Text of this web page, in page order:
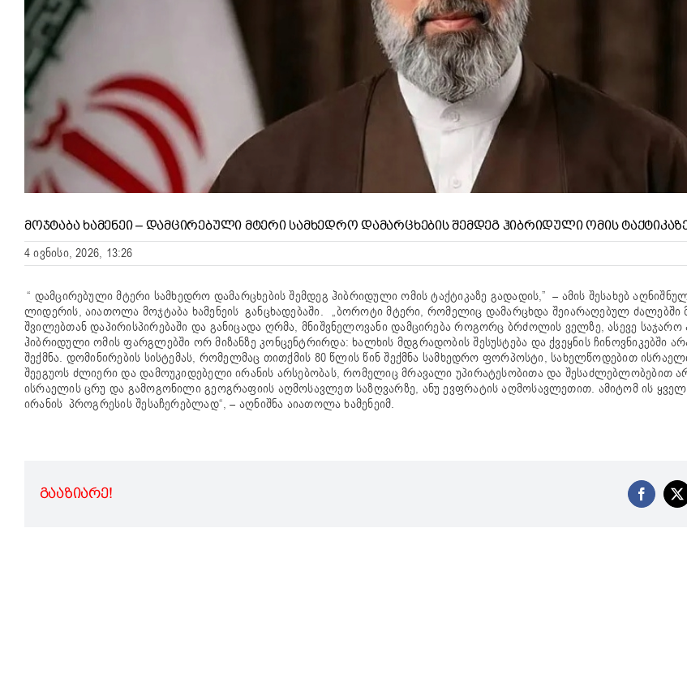
ᲛᲝᲯᲢᲐᲑᲐ ᲮᲐᲛᲔᲜᲔᲘ – ᲓᲐᲛᲪᲘᲠᲔᲑᲣᲚᲘ ᲛᲢᲔᲠᲘ ᲡᲐᲛᲮᲔᲓᲠᲝ ᲓᲐᲛᲐᲠᲪᲮᲔᲑᲘᲡ ᲨᲔᲛᲓᲔᲒ ᲰᲘᲑᲠᲘᲓᲣᲚᲘ ᲝᲛᲘᲡ
4 ივნისი, 2026, 13:26
“ დამცირებული მტერი სამხედრო დამარცხების შემდეგ ჰიბრიდული ომის ტაქტიკაზე გადადის,” – ამის შესახებ
ლიდერის, აიათოლა მოჯტაბა ხამენეის განცხადებაში. „ბოროტი მტერი, რომელიც დამარცხდა შეიარაღებულ ძალებში
შვილებთან დაპირისპირებაში და განიცადა ღრმა, მნიშვნელოვანი დამცირება როგორც ბრძოლის ველზე, ასევე საჯარო
ჰიბრიდული ომის ფარგლებში ორ მიზანზე კონცენტრირდა: ხალხის მდგრადობის შესუსტება და ქვეყნის ჩინოვნიკებში
შექმნა. დომინირების სისტემას, რომელმაც თითქმის 80 წლის წინ შექმნა სამხედრო ფორპოსტი, სახელწოდებით
შეეგუოს ძლიერი და დამოუკიდებელი ირანის არსებობას, რომელიც მრავალი უპირატესობითა და შესაძლებლობებით
ისრაელის ცრუ და გამოგონილი გეოგრაფიის აღმოსავლეთ საზღვარზე, ანუ ევფრატის აღმოსავლეთით. ამიტომ ის
ირანის პროგრესის შესაჩერებლად“, – აღნიშნა აიათოლა ხამენეიმ.
ᲒᲐᲐᲖᲘᲐᲠᲔ! X